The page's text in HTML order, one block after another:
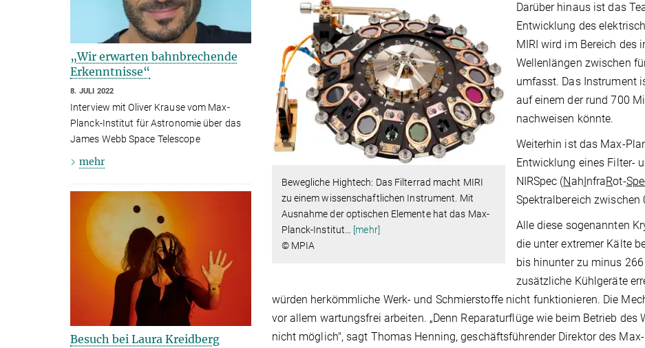
Bewegliche Hightech: Das Filterrad macht MIRI
zu einem wissenschaftlichen Instrument. Mit
Ausnahme der optischen Elemente hat das Max-
Planck-Institut
[mehr]
© MPIA
Darüber hinaus ist das
Entwicklung des
MIRI wird im Bereich des
Wellenlängen zwischen
umfasst. Das Instrument
auf einem der rund 700
nachweisen könnte.
Weiterhin ist das Max-
Entwicklung eines Filter-
NIRSpec (Nah nfraRot-
Spektralbereich
Alle diese sogenannten
die unter extremer Kälte
bis hinunter zu minus
zusätzliche Kühlgeräte
würden herkömmliche Werk- und Schmierstoffe nicht funktionieren. Die
vor allem wartungsfrei arbeiten. „Denn Reparaturflüge wie beim Betrieb
nicht möglich", sagt Thomas Henning, geschäftsführender Direktor des
„Wir erwarten bahnbrechende
Erkenntnisse“
8. JULI 2022
Interview mit Oliver Krause vom Max-
Planck-Institut für Astronomie über das
James Webb Space Telescope
mehr
Besuch bei Laura Kreidberg